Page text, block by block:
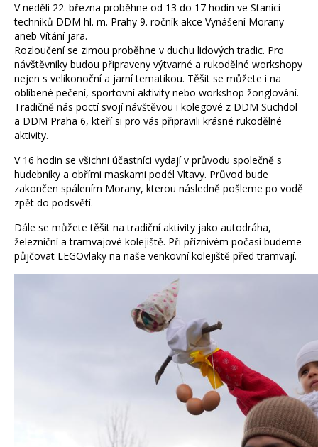
V neděli 22. března proběhne od 13 do 17 hodin ve Stanici
techniků DDM hl. m. Prahy 9. ročník akce Vynášení Morany
aneb Vítání jara.
Rozloučení se zimou proběhne v duchu lidových tradic. Pro
návštěvníky budou připraveny výtvarné a rukodělné workshopy
nejen s velikonoční a jarní tematikou. Těšit se můžete i na
oblíbené pečení, sportovní aktivity nebo workshop žonglování.
Tradičně nás poctí svojí návštěvou i kolegové z DDM Suchdol
a DDM Praha 6, kteří si pro vás připravili krásné rukodělné
aktivity.
V 16 hodin se všichni účastníci vydají v průvodu společně s
hudebníky a obřími maskami podél Vltavy. Průvod bude
zakončen spálením Morany, kterou následně pošleme po vodě
zpět do podsvětí.
Dále se můžete těšit na tradiční aktivity jako autodráha,
železniční a tramvajové kolejiště. Při příznivém počasí budeme
půjčovat LEGOvlaky na naše venkovní kolejiště před tramvají.